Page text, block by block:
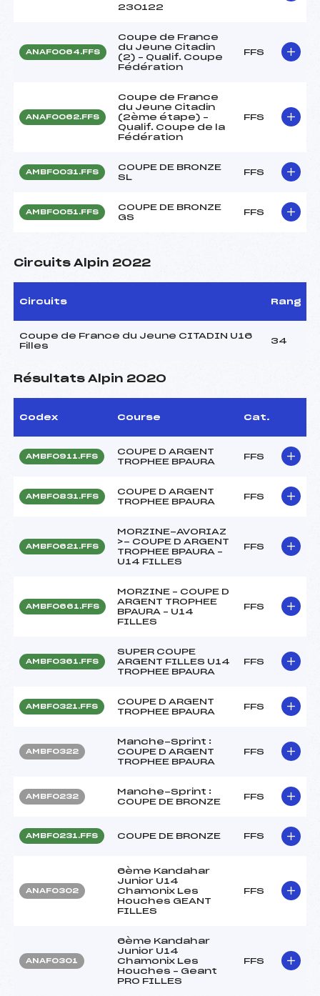
230122
ANAF0064.FFS
Coupe de France
du Jeune Citadin
(2) – Qualif. Coupe
Fédération
FFS
ANAF0062.FFS
Coupe de France
du Jeune Citadin
(2ème étape) –
Qualif. Coupe de la
Fédération
FFS
AMBF0031.FFS
COUPE DE BRONZE
SL
FFS
AMBF0051.FFS
COUPE DE BRONZE
GS
FFS
Circuits Alpin 2022
Circuits Rang
Coupe de France du Jeune CITADIN U16
Filles
34
Résultats Alpin 2020
Codex Course Cat.
AMBF0911.FFS
COUPE D ARGENT
TROPHEE BPAURA
FFS
AMBF0831.FFS
COUPE D ARGENT
TROPHEE BPAURA
FFS
AMBF0621.FFS
MORZINE-AVORIAZ
>- COUPE D ARGENT
TROPHEE BPAURA –
U14 FILLES
FFS
AMBF0661.FFS
MORZINE – COUPE D
ARGENT TROPHEE
BPAURA – U14
FILLES
FFS
AMBF0361.FFS
SUPER COUPE
ARGENT FILLES U14
TROPHEE BPAURA
FFS
AMBF0321.FFS
COUPE D ARGENT
TROPHEE BPAURA
FFS
AMBF0322
Manche-Sprint :
COUPE D ARGENT
TROPHEE BPAURA
FFS
AMBF0232
Manche-Sprint :
COUPE DE BRONZE
FFS
AMBF0231.FFS COUPE DE BRONZE FFS
ANAF0302
6ème Kandahar
Junior U14
Chamonix Les
Houches GEANT
FILLES
FFS
ANAF0301
6ème Kandahar
Junior U14
Chamonix Les
Houches – Geant
PRO FILLES
FFS